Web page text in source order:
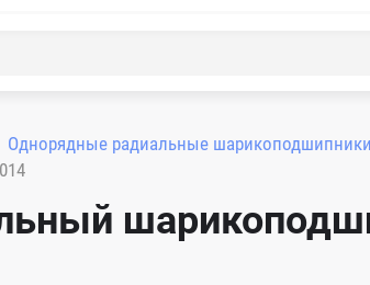
Однорядные радиальные шарикоподшипники